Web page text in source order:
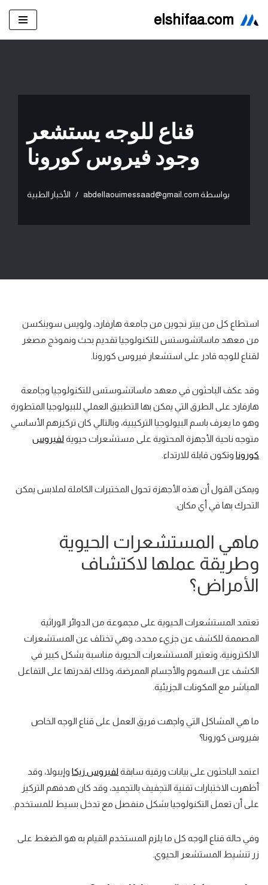
elshifaa.com
قناع للوجه يستشعر
وجود فيروس كورونا
بواسطة abdellaouimessaad@gmail.com الأخبار الطبية
استطاع كل من بيتر نجوين من جامعة هارفارد، ولويس سوينكسن
من معهد ماساتشوستس للتكنولوجيا تقديم بحث ونموذج مصغر
لقناع للوجه قادر على استشعار فيروس كورونا.
وقد عكف الباحثون في معهد ماساتشوستس للتكنولوجيا وجامعة
هارفارد على الطرق التي يمكن بها التطبيق العملي للبيولوجيا المتطورة
وهو ما يعرف باسم البيولوجيا التركيبية، وبالتالي كان تركيزهم الأساسي
متوجه ناحية الأجهزة المحتوية على مستشعرات حيوية لفيروس
كورونا وتكون قابلة للارتداء.
ويمكن القول أن هذه الأجهزة تحول المختبرات الكاملة لملابس يمكن
التحرك بها في أي مكان.
ماهي المستشعرات الحيوية
وطريقة عملها لاكتشاف
الأمراض؟
تعتمد المستشعرات الحيوية على مجموعة من الدوائر الوراثية
المصممة للكشف عن جزيء محدد، وهي تختلف عن المستشعرات
الالكترونية، وتعتبر المستشعرات الحيوية مناسبة بشكل كبير في
الكشف عن السموم والأجسام الممرضة، وذلك لقدرتها على التفاعل
المباشر مع المكونات الجزيئية.
ما هي المشاكل التي واجهت فريق العمل على قناع الوجه الخاص
بفيروس كورونا؟
اعتمد الباحثون على بيانات ورقية سابقة لفيروس زيكا وإيبولا، وقد
أظهرت الاختبارات تقنية التجفيف بالتجميد، وقد كان هدفهم التركيز
على أن تعمل التكنولوجيا بشكل منفصل مع تدخل بسيط للمستخدم.
وفي حالة قناع الوجه كل ما يلزم المستخدم القيام به هو الضغط على
زر تنشيط المستشعر الحيوي